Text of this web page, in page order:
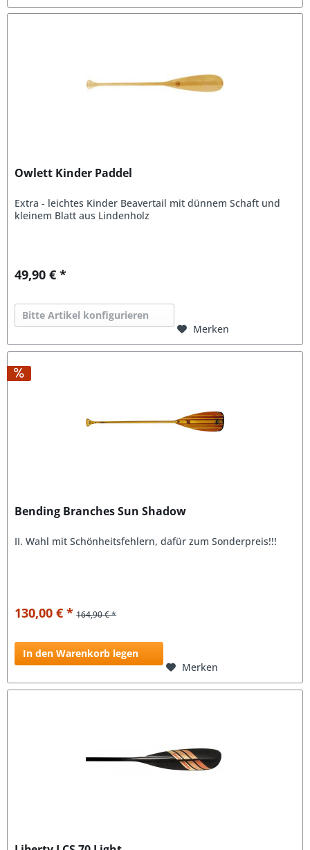
Owlett Kinder Paddel
Extra - leichtes Kinder Beavertail mit dünnem Schaft und
kleinem Blatt aus Lindenholz
49,90 € *
Bitte Artikel konfigurieren
Merken
Bending Branches Sun Shadow
II. Wahl mit Schönheitsfehlern, dafür zum Sonderpreis!!!
130,00 € * 164,90 € *
In den Warenkorb legen
Merken